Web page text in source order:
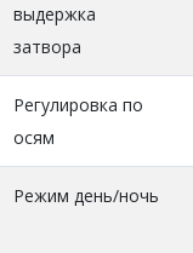
выдержка
затвора
Регулировка по
осям
Режим день/ночь